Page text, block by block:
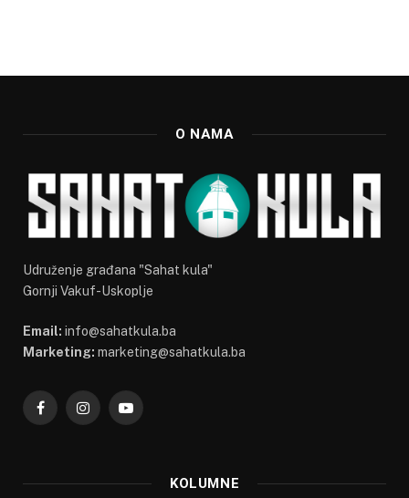
O NAMA
Udruženje građana "Sahat kula"
Gornji Vakuf-Uskoplje
Email: info@sahatkula.ba
Marketing: marketing@sahatkula.ba
FacebookInstagramYouTube
KOLUMNE